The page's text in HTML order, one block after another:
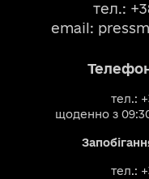
тел.:
email:
тел.:
щоденно з
тел.: